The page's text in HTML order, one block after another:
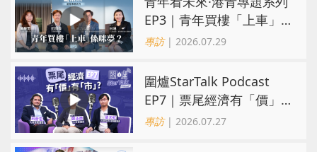
EP3｜青年買樓「上車」
係咪夢？ 觀念改變居住選
專訪| 2026.07.29
圍爐StarTalk Podcast
EP7｜票尾經濟有「價」
有「市」？「短期流量」
專訪| 2026.07.27